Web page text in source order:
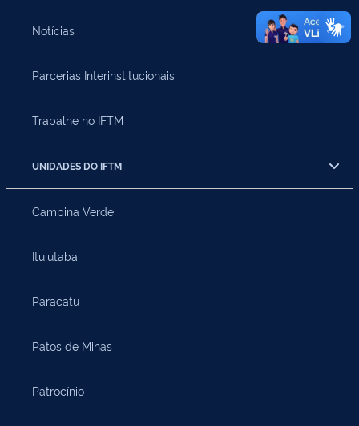
Notícias
Parcerias Interinstitucionais
Trabalhe no IFTM
UNIDADES DO IFTM
Campina Verde
Ituiutaba
Paracatu
Patos de Minas
Patrocínio